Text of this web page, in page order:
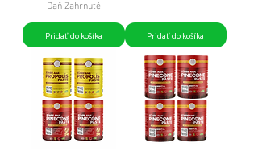
Daň Zahrnuté
Pridať do košíka Pridať do košíka